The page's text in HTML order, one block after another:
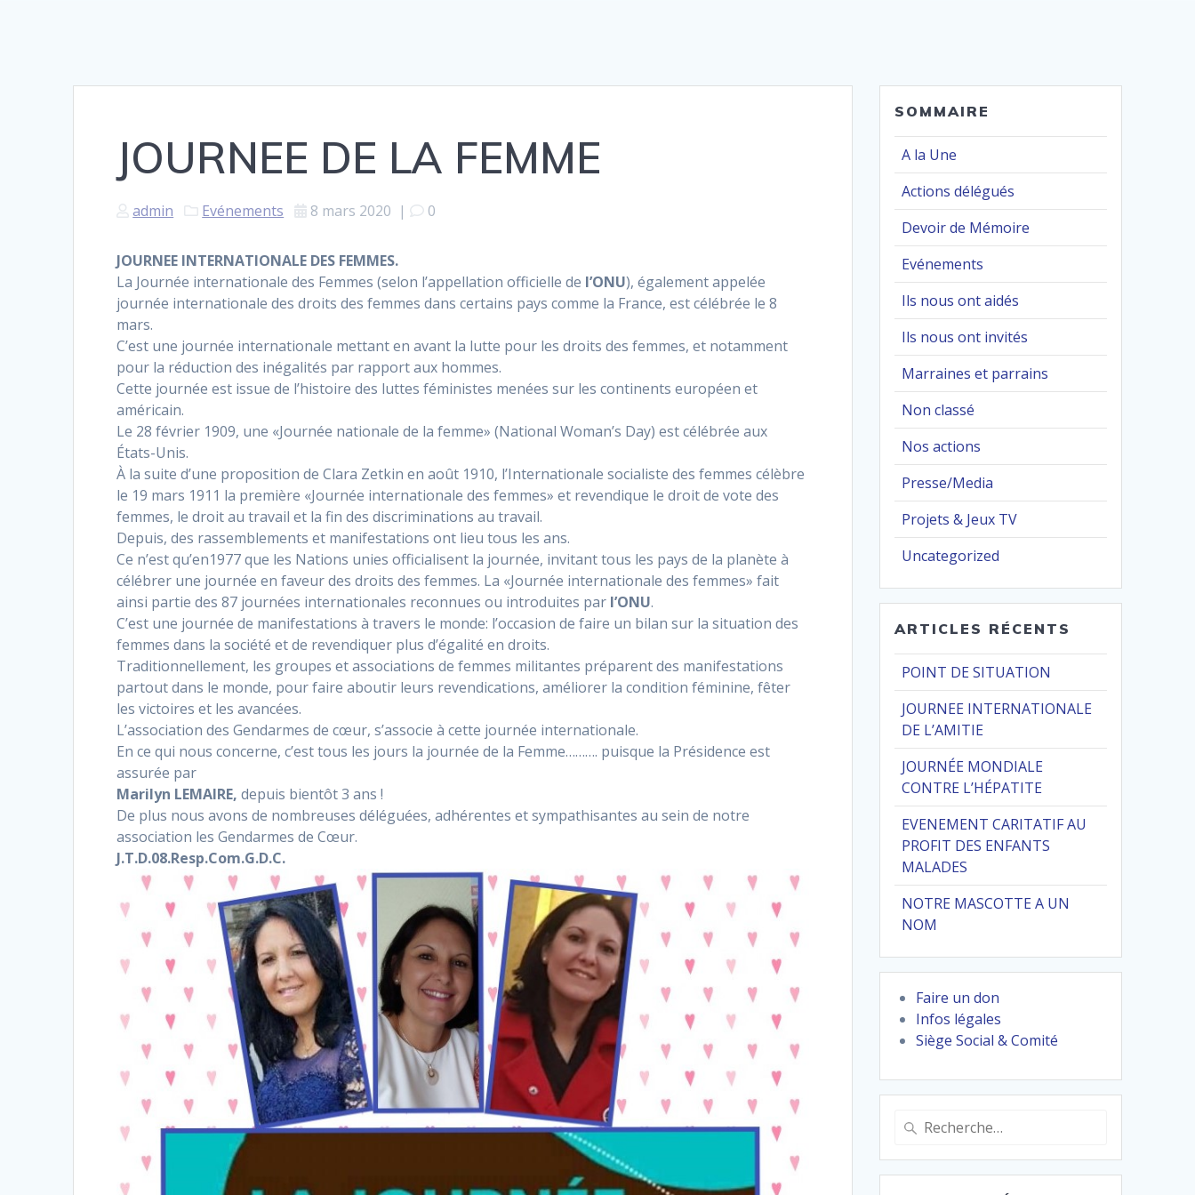
JOURNEE DE LA FEMME
admin Evénements 8 mars 2020 | 0
JOURNEE INTERNATIONALE DES FEMMES.
La Journée internationale des Femmes (selon l’appellation officielle de l’ONU), également appelée
journée internationale des droits des femmes dans certains pays comme la France, est célébrée le 8
mars.
C’est une journée internationale mettant en avant la lutte pour les droits des femmes, et notamment
pour la réduction des inégalités par rapport aux hommes.
Cette journée est issue de l’histoire des luttes féministes menées sur les continents européen et
américain.
Le 28 février 1909, une «Journée nationale de la femme» (National Woman’s Day) est célébrée aux
États-Unis.
À la suite d’une proposition de Clara Zetkin en août 1910, l’Internationale socialiste des femmes célèbre
le 19 mars 1911 la première «Journée internationale des femmes» et revendique le droit de vote des
femmes, le droit au travail et la fin des discriminations au travail.
Depuis, des rassemblements et manifestations ont lieu tous les ans.
Ce n’est qu’en1977 que les Nations unies officialisent la journée, invitant tous les pays de la planète à
célébrer une journée en faveur des droits des femmes. La «Journée internationale des femmes» fait
ainsi partie des 87 journées internationales reconnues ou introduites par l’ONU.
C’est une journée de manifestations à travers le monde: l’occasion de faire un bilan sur la situation des
femmes dans la société et de revendiquer plus d’égalité en droits.
Traditionnellement, les groupes et associations de femmes militantes préparent des manifestations
partout dans le monde, pour faire aboutir leurs revendications, améliorer la condition féminine, fêter
les victoires et les avancées.
L’association des Gendarmes de cœur, s’associe à cette journée internationale.
En ce qui nous concerne, c’est tous les jours la journée de la Femme………. puisque la Présidence est
assurée par
Marilyn LEMAIRE, depuis bientôt 3 ans !
De plus nous avons de nombreuses déléguées, adhérentes et sympathisantes au sein de notre
association les Gendarmes de Cœur.
J.T.D.08.Resp.Com.G.D.C.
SOMMAIRE
A la Une
Actions délégués
Devoir de Mémoire
Evénements
Ils nous ont aidés
Ils nous ont invités
Marraines et parrains
Non classé
Nos actions
Presse/Media
Projets & Jeux TV
Uncategorized
ARTICLES RÉCENTS
POINT DE SITUATION
JOURNEE INTERNATIONALE
DE L’AMITIE
JOURNÉE MONDIALE
CONTRE L’HÉPATITE
EVENEMENT CARITATIF AU
PROFIT DES ENFANTS
MALADES
NOTRE MASCOTTE A UN
NOM
Faire un don
Infos légales
Siège Social & Comité
Recherche
: